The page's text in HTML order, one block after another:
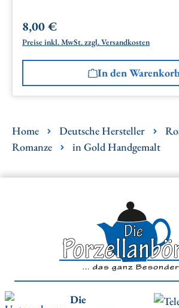
Regulärer Preis:
8,00 €
Preise inkl. MwSt. zzgl. Versandkosten
In den
Home Deutsche Hersteller
Romanze
in Gold Handgemalt
Die